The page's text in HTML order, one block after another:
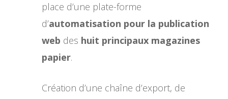
place d’une plate-forme
d’automatisation pour la publication
web des huit principaux magazines
papier.
Création d’une chaîne d’export, de